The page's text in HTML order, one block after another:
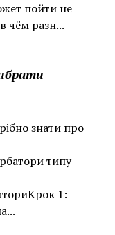
пойти не
чём разн...
—
знати про
типу
1: